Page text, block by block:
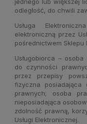
odległość, do chwili
Usługa
elektroniczną przez
pośrednictwem Sklepu
Usługobiorca –
do czynności
przez przepisy
fizyczna posiadająca
prawnych; osoba
nieposiadająca
zdolność prawną,
Usługi Elektronicznej.